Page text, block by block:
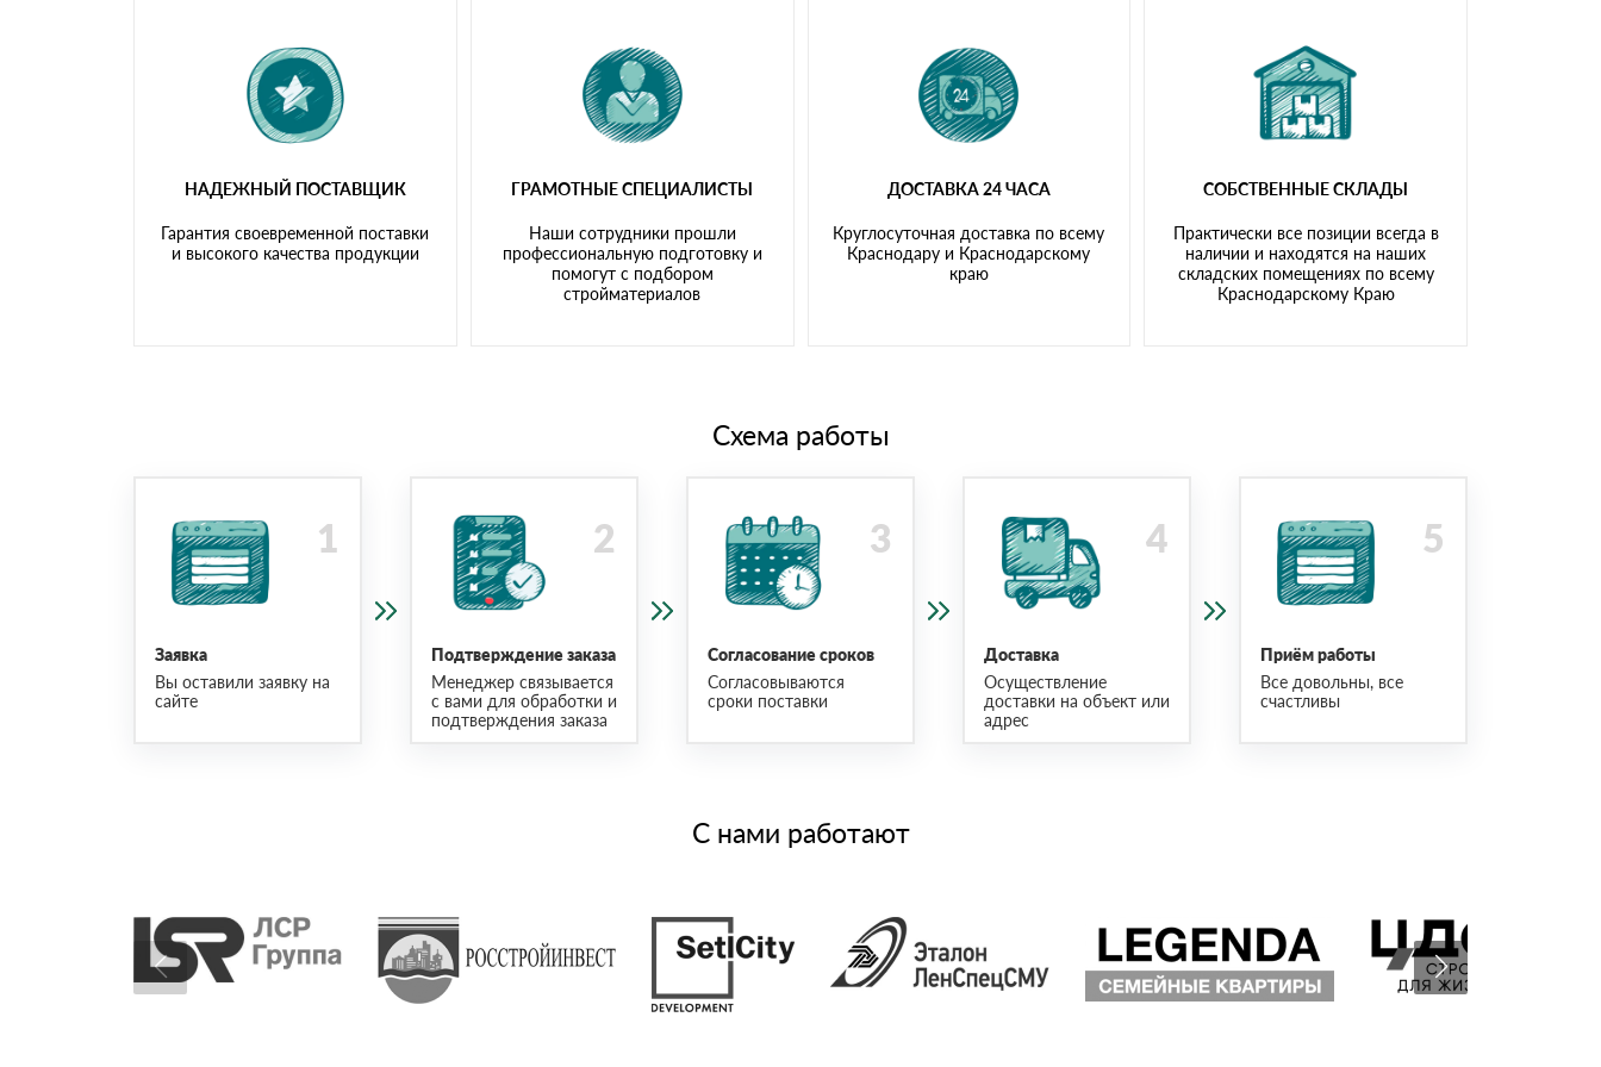
НАДЕЖНЫЙ ПОСТАВЩИК
Гарантия своевременной поставки
и высокого качества продукции
ГРАМОТНЫЕ СПЕЦИАЛИСТЫ
Наши сотрудники прошли
профессиональную подготовку и
помогут с подбором
стройматериалов
ДОСТАВКА 24 ЧАСА
Круглосуточная доставка по всему
Краснодару и Краснодарскому
краю
СОБСТВЕННЫЕ СКЛАДЫ
Практически все позиции всегда в
наличии и находятся на наших
складских помещениях по всему
Краснодарскому Краю
Схема работы
Заявка
Вы оставили заявку на
сайте
Подтверждение заказа
Менеджер связывается
с вами для обработки и
подтверждения заказа
Согласование сроков
Согласовываются
сроки поставки
Доставка
Осуществление
доставки на объект или
адрес
Приём работы
Все довольны, все
счастливы
С нами работают